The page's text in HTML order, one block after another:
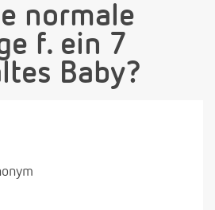
normale
f. ein 7
Baby?